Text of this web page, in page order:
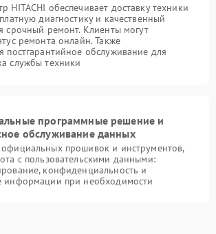
HITACHI обеспечивает доставку техники
диагностику и качественный
срочный ремонт. Клиенты могут
ремонта онлайн. Также
постгарантийное обслуживание для
службы техники
программные решение и
обслуживание данных
прошивок и инструментов,
с пользовательскими данными:
конфиденциальность и
информации при необходимости